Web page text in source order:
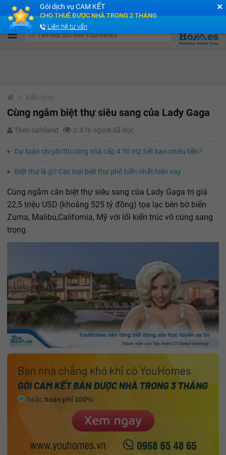
Cộng đồng Môi giới bPRO
› Kiến trúc
Cùng ngắm biệt thự siêu sang của Lady Gaga
Theo cafeland 2.476 người đã đọc
Dự toán chi phí thi công nhà cấp 4 50 m2 hết bao nhiêu tiền?
Biệt thự là gì? Các loại biệt thự phổ biến nhất hiện nay
Cùng ngằm căn biệt thự siêu sang của Lady Gaga trị giá
22,5 triệu USD (khoảng 525 tỷ đồng) tọa lạc bên bờ biển
Zuma, Malibu,California, Mỹ với lối kiến trúc vô cùng sang
trọng.
✕
Gói dịch vụ CAM KẾT
CHO THUÊ ĐƯỢC NHÀ TRONG 2 THÁNG
Liên hệ tư vấn